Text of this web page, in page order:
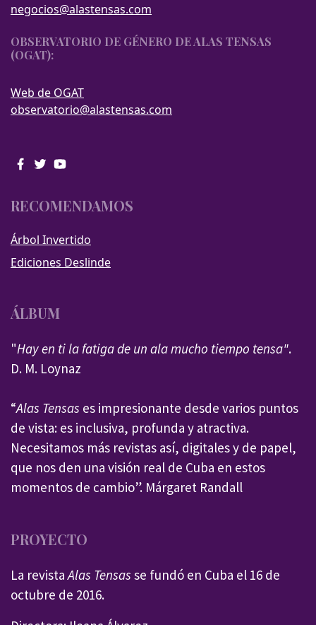
negocios@alastensas.com
OBSERVATORIO DE GÉNERO DE ALAS TENSAS
(OGAT):
Web de OGAT
observatorio@alastensas.com
RECOMENDAMOS
Árbol Invertido
Ediciones Deslinde
ÁLBUM
"Hay en ti la fatiga de un ala mucho tiempo tensa".
D. M. Loynaz
“Alas Tensas es impresionante desde varios puntos
de vista: es inclusiva, profunda y atractiva.
Necesitamos más revistas así, digitales y de papel,
que nos den una visión real de Cuba en estos
momentos de cambio”. Márgaret Randall
PROYECTO
La revistaAlas Tensas se fundó en Cuba el 16 de
octubre de 2016.